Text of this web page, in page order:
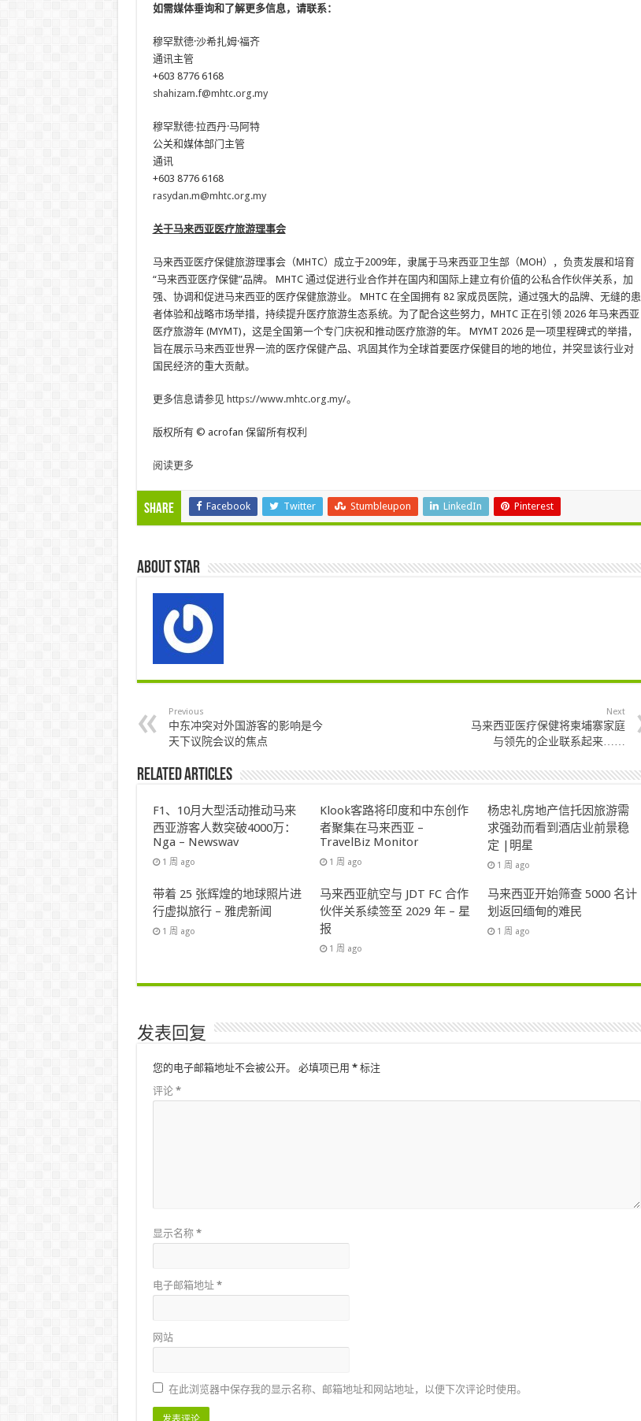
如需媒体垂询和了解更多信息，请联系：
穆罕默德·沙希扎姆·福齐
通讯主管
+603 8776 6168
shahizam.f@mhtc.org.my
穆罕默德·拉西丹·马阿特
公关和媒体部门主管
通讯
+603 8776 6168
rasydan.m@mhtc.org.my
关于马来西亚医疗旅游理事会
马来西亚医疗保健旅游理事会（MHTC）成立于2009年，隶属于马来西亚卫生部（MOH），负责发展和培育
“马来西亚医疗保健”品牌。 MHTC 通过促进行业合作并在国内和国际上建立有价值的公私合作伙伴关系，加
强、协调和促进马来西亚的医疗保健旅游业。 MHTC 在全国拥有 82 家成员医院，通过强大的品牌、无缝的患
者体验和战略市场举措，持续提升医疗旅游生态系统。为了配合这些努力，MHTC 正在引领 2026 年马来西亚
医疗旅游年 (MYMT)，这是全国第一个专门庆祝和推动医疗旅游的年。 MYMT 2026 是一项里程碑式的举措，
旨在展示马来西亚世界一流的医疗保健产品、巩固其作为全球首要医疗保健目的地的地位，并突显该行业对
国民经济的重大贡献。
更多信息请参见 https://www.mhtc.org.my/。
版权所有 © acrofan 保留所有权利
阅读更多
Share Facebook Twitter Stumbleupon LinkedIn Pinterest
About star
Previous
中东冲突对外国游客的影响是今
天下议院会议的焦点
Next
马来西亚医疗保健将柬埔寨家庭
与领先的企业联系起来……
Related Articles
F1、10月大型活动推动马来
西亚游客人数突破4000万：
Nga – Newswav
1 周 ago
Klook客路将印度和中东创作
者聚集在马来西亚 –
TravelBiz Monitor
1 周 ago
杨忠礼房地产信托因旅游需
求强劲而看到酒店业前景稳
定 |明星
1 周 ago
带着 25 张辉煌的地球照片进
行虚拟旅行 – 雅虎新闻
1 周 ago
马来西亚航空与 JDT FC 合作
伙伴关系续签至 2029 年 – 星
报
1 周 ago
马来西亚开始筛查 5000 名计
划返回缅甸的难民
1 周 ago
发表回复
您的电子邮箱地址不会被公开。 必填项已用 *标注
评论 *
显示名称 *
电子邮箱地址 *
网站
在此浏览器中保存我的显示名称、邮箱地址和网站地址，以便下次评论时使用。